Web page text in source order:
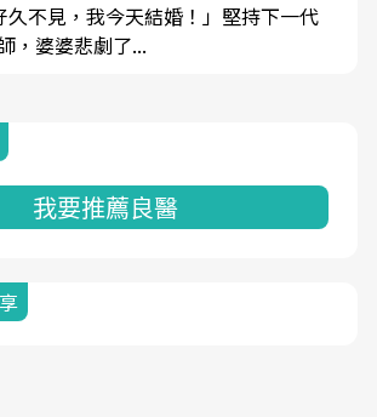
久不見，我今天結婚！」堅持下一代
，婆婆悲劇了...
我要推薦良醫